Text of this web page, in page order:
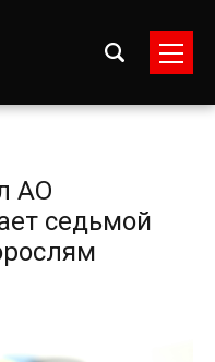
АО
седьмой